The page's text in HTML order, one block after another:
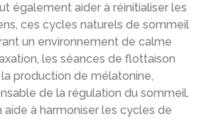
également aider à réinitialiser les
ces cycles naturels de sommeil
un environnement de calme
les séances de flottaison
production de mélatonine,
de la régulation du sommeil.
à harmoniser les cycles de